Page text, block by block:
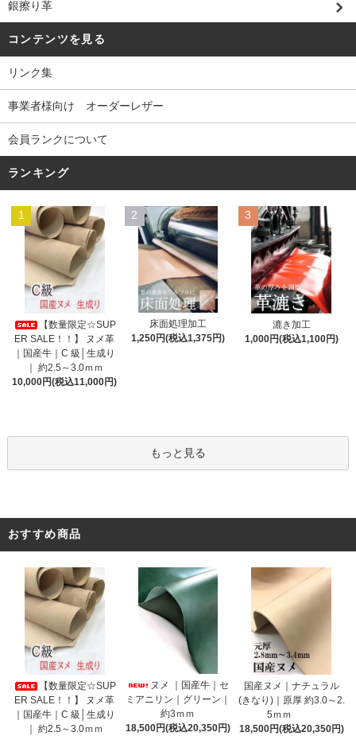
銀擦り革
コンテンツを見る
リンク集
事業者様向け オーダーレザー
会員ランクについて
ランキング
1
【数量限定☆SUP
ER SALE！！】 ヌメ革
｜国産牛｜C 級│生成り
｜ 約2.5～3.0ｍｍ
10,000円(税込11,000円)
2
床面処理加工
1,250円(税込1,375円)
3
漉き加工
1,000円(税込1,100円)
もっと見る
おすすめ商品
【数量限定☆SUP
ER SALE！！】 ヌメ革
｜国産牛｜C 級│生成り
｜ 約2.5～3.0ｍｍ
ヌメ ｜国産牛｜セ
ミアニリン｜グリーン｜
約3ｍｍ
18,500円(税込20,350円)
国産ヌメ｜ナチュラル
(きなり)｜原厚 約3.0～2.
5ｍｍ
18,500円(税込20,350円)